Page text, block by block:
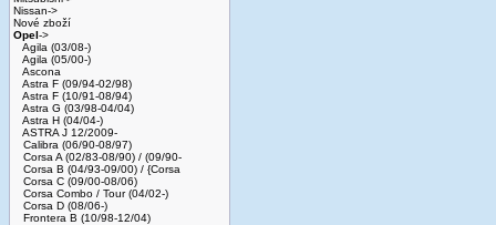
Nissan->
Nové zboží
Opel->
Agila (03/08-)
Agila (05/00-)
Ascona
Astra F (09/94-02/98)
Astra F (10/91-08/94)
Astra G (03/98-04/04)
Astra H (04/04-)
ASTRA J 12/2009-
Calibra (06/90-08/97)
Corsa A (02/83-08/90) / (09/90-
Corsa B (04/93-09/00) / {Corsa
Corsa C (09/00-08/06)
Corsa Combo / Tour (04/02-)
Corsa D (08/06-)
Frontera B (10/98-12/04)